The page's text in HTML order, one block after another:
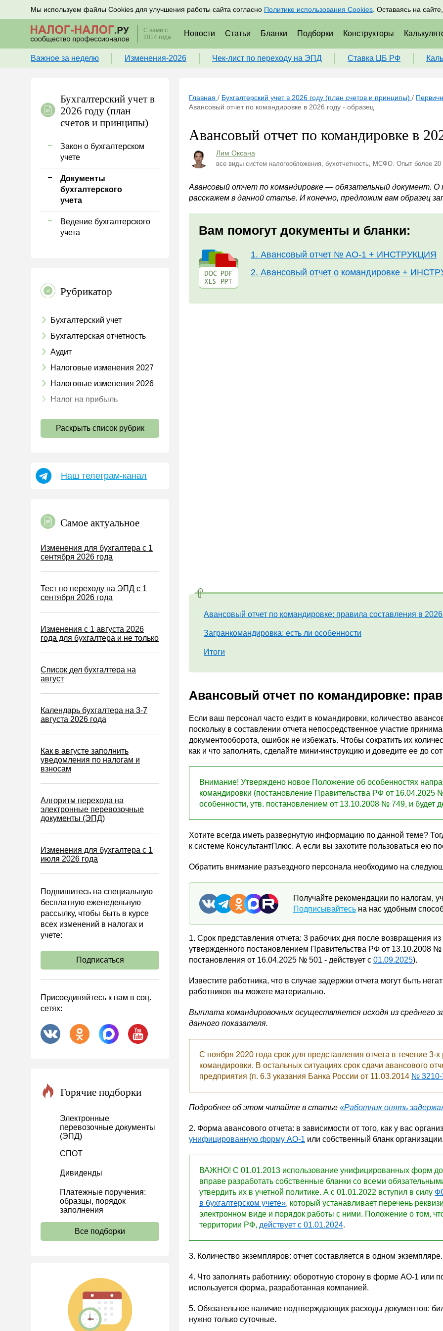
Мы используем файлы Cookies для улучшения работы сайта согласно Политике использования Cookies . Оставаясь на
Подписывайтесь на новости по налогам, учету и кадрам Подписаться
С вами с
2014 года
Новости Статьи Бланки Подборки Конструкторы
Важное за неделю Изменения-2026 Чек-лист по переходу на ЭПД Ставка ЦБ РФ
Бухгалтерский учет в
2026 году (план
счетов и принципы)
Закон о бухгалтерском
учете
Документы
бухгалтерского
учета
Ведение бухгалтерского
учета
Рубрикатор
Бухгалтерский учет
Бухгалтерская отчетность
Аудит
Налоговые изменения 2027
Налоговые изменения 2026
Налог на прибыль
Страховые взносы 2026
УСН
Земельный налог
Налог на рекламу
Торговый сбор
Туристический налог
Водный налог
Экологический налог
Налог на игорный бизнес
Акцизы
Возврат и зачет налогов
Налоговые проверки
Ответственность
Статистика
Онлайн-кассы ККТ ККМ
Управленческий учет
Анализ хозяйственной
Охрана труда и аттестация
Охрана труда
Налоговое планирование
Финансовый контроль
Договоры
ООО
АО
Госзакупки
Проекты
Расчеты
Учет затрат
Учет ОС и НМА
Учет МПЗ
Основы трудового
законодательства
Прием на работу и переводы
Увольнение
локальные акты
Рабочее время и режим
труда
Отпуск и время отдыха
Раскрыть список рубрик
Наш телеграм-канал
Самое актуальное
Изменения для бухгалтера с 1
сентября 2026 года
Тест по переходу на ЭПД с 1
сентября 2026 года
Изменения с 1 августа 2026
года для бухгалтера и не только
Список дел бухгалтера на
август
Календарь бухгалтера на 3-7
августа 2026 года
Как в августе заполнить
уведомления по налогам и
взносам
Алгоритм перехода на
электронные перевозочные
документы (ЭПД)
Изменения для бухгалтера с 1
июля 2026 года
Подпишитесь на специальную
бесплатную еженедельную
рассылку, чтобы быть в курсе
всех изменений в налогах и
учете:
Подписаться
Присоединяйтесь к нам в соц.
сетях:
Горячие подборки
Электронные
перевозочные документы
(ЭПД)
СПОТ
Дивиденды
Платежные поручения:
образцы, порядок
заполнения
Все подборки
Главная / Бухгалтерский учет в 2026 году (план счетов и принципы) /
Авансовый отчет по командировке в 2026 году - образец
Авансовый отчет по командировке в
Лим Оксана
все виды систем налогообложения, бухотчетность, МСФО. Опыт более 20
Авансовый отчет по командировке — обязательный документ. О
расскажем в данной статье. И конечно, предложим вам образец
Вам помогут документы и бланки:
1. Авансовый отчет № АО-1 + ИНСТРУКЦИЯ
2. Авансовый отчет о командировке +
Авансовый отчет по командировке: правила составления в 2026
Загранкомандировка: есть ли особенности
Итоги
Авансовый отчет по командировке:
Если ваш персонал часто ездит в командировки, количество
поскольку в составлении отчета непосредственное участие
документооборота, ошибок не избежать. Чтобы сократить их
как и что заполнять, сделайте мини-инструкцию и доведите ее до
Внимание! Утверждено новое Положение об особенностях
командировки (постановление Правительства РФ от 16.04.2025
особенности, утв. постановлением от 13.10.2008 № 749, и будет
Хотите всегда иметь развернутую информацию по данной теме?
к системе КонсультантПлюс. А если вы захотите пользоваться ею
Обратить внимание разъездного персонала необходимо на
Получайте рекомендации по налогам,
Подписывайтесь на нас удобным
1. Срок представления отчета: 3 рабочих дня после возвращения
утвержденного постановлением Правительства РФ от 13.10.2008 №
постановления от 16.04.2025 № 501 - действует с 01.09.2025).
Известите работника, что в случае задержки отчета могут быть
работников вы можете материально.
Выплата командировочных осуществляется исходя из среднего
данного показателя.
С ноября 2020 года срок для представления отчета в течение 3-
командировки. В остальных ситуациях срок сдачи авансового
предприятия (п. 6.3 указания Банка России от 11.03.2014 №
Подробнее об этом читайте в статье «Работник опять
2. Форма авансового отчета: в зависимости от того, как у вас
унифицированную форму АО-1 или собственный бланк
ВАЖНО! С 01.01.2013 использование унифицированных форм
вправе разработать собственные бланки со всеми
утвердить их в учетной политике. А с 01.01.2022 вступил в силу
в бухгалтерском учете», который устанавливает перечень
электронном виде и порядок работы с ними. Положение о том,
территории РФ, действует с 01.01.2024.
3. Количество экземпляров: отчет составляется в одном экземпляре.
4. Что заполнять работнику: оборотную сторону в форме АО-1 или
используется форма, разработанная компанией.
5. Обязательное наличие подтверждающих расходы документов:
нужно только суточные.